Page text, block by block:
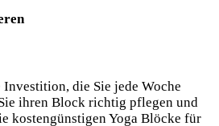
die Sie jede ‍Woche
ihren​ Block richtig ‌pflegen und
kostengünstigen Yoga Blöcke ⁢für